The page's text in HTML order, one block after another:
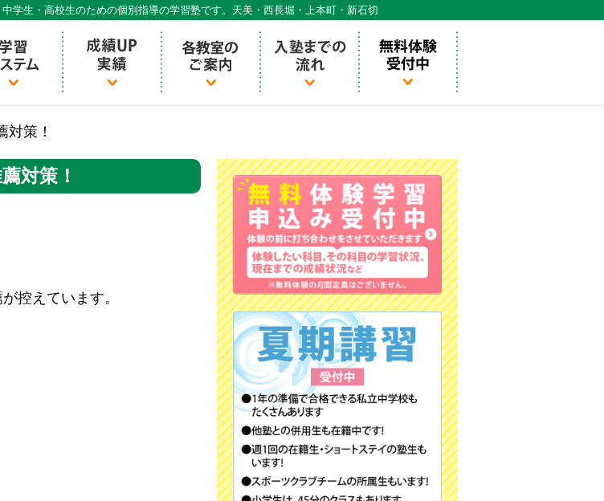
学生・高校生のための個別指導の学習塾です。天美・西長堀・上本町・新石切
ワン
対策！
対策！
控えています。